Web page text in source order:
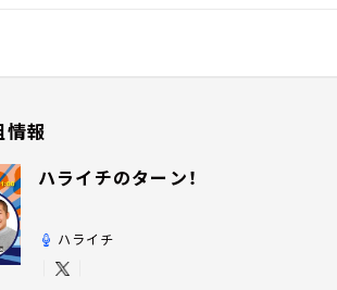
情報
ハライチのターン！
ハライチ